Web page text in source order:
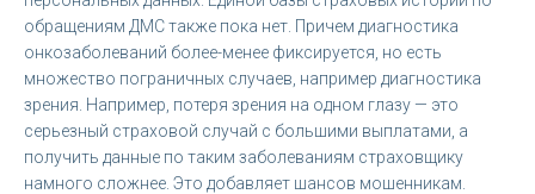
обращениям ДМС также пока нет. Причем диагностика
онкозаболеваний более-менее фиксируется, но есть
множество пограничных случаев, например диагностика
зрения. Например, потеря зрения на одном глазу — это
серьезный страховой случай с большими выплатами, а
получить данные по таким заболеваниям страховщику
намного сложнее. Это добавляет шансов мошенникам.